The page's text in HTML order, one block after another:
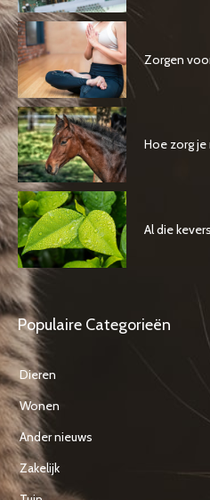
Zorgen
Hoe zorg je
Al die
Populaire Categorieën
Dieren
Wonen
Ander nieuws
Zakelijk